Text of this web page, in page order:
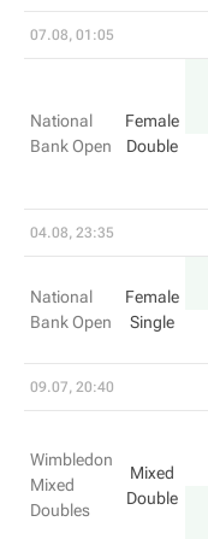
07.08, 01:05
National
Bank Open
Female
Double
04.08, 23:35
National
Bank Open
Female
Single
09.07, 20:40
Wimbledon
Mixed
Doubles
Mixed
Double